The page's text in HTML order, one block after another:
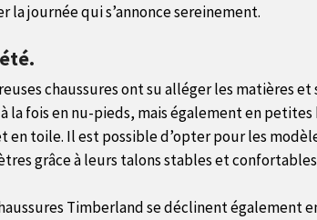
journée qui s’annonce sereinement.
chaussures ont su alléger les matières
fois en nu-pieds, mais également en
toile. Il est possible d’opter pour les
grâce à leurs talons stables et
Timberland se déclinent également